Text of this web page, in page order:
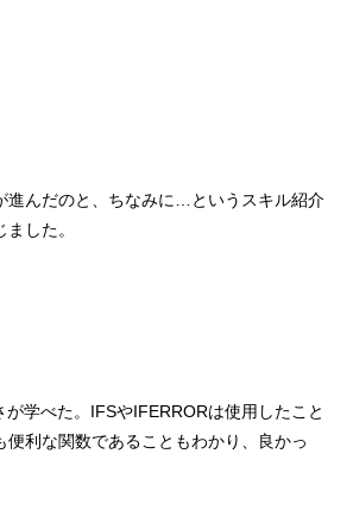
進んだのと、ちなみに…というスキル紹介
した。
学べた。IFSやIFERRORは使用したこと
便利な関数であることもわかり、良かっ